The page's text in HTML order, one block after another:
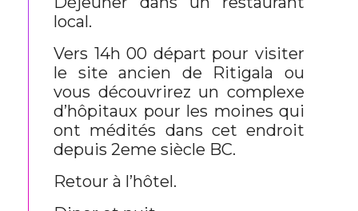
local.
Vers 14h 00 départ pour visiter
le site ancien de Ritigala ou
vous découvrirez un complexe
d’hôpitaux pour les moines qui
ont médités dans cet endroit
depuis 2eme siècle BC.
Retour à l’hôtel.